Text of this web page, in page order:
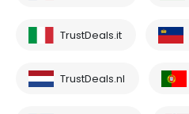
TrustDeals.it
TrustDeals.nl